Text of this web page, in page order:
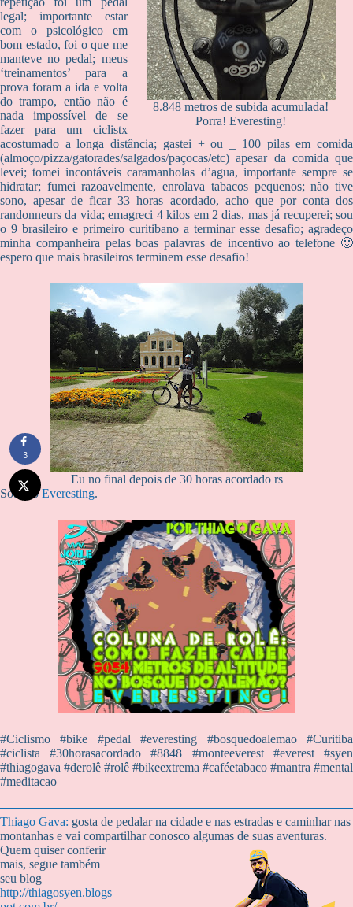
8.848 metros de subida acumulada!
Porra! Everesting!
legal; importante estar
com o psicológico em
bom estado, foi o que me
manteve no pedal; meus
‘treinamentos’ para a
prova foram a ida e volta
do trampo, então não é
nada impossível de se
fazer para um ciclistx
acostumado a longa distância; gastei + ou _ 100 pilas em comida
(almoço/pizza/gatorades/salgados/paçocas/etc) apesar da comida que
levei; tomei incontáveis caramanholas d’agua, importante sempre se
hidratar; fumei razoavelmente, enrolava tabacos pequenos; não tive
sono, apesar de ficar 33 horas acordado, acho que por conta dos
randonneurs da vida; emagreci 4 kilos em 2 dias, mas já recuperei; sou
o 9 brasileiro e primeiro curitibano a terminar esse desafio; agradeço
minha companheira pelas boas palavras de incentivo ao telefone 🙂
espero que mais brasileiros terminem esse desafio!
Eu no final depois de 30 horas acordado rs
Sobre oEveresting.
#Ciclismo #bike #pedal #everesting #bosquedoalemao #Curitiba
#ciclista #30horasacordado #8848 #monteeverest #everest #syen
#thiagogava #derolê #rolê #bikeextrema #caféetabaco #mantra #mental
#meditacao
Thiago Gava: gosta de pedalar na cidade e nas estradas e caminhar nas
montanhas e vai compartilhar conosco algumas de suas aventuras.
Quem quiser conferir
mais, segue também
seu blog
http://thiagosyen.blogs
3